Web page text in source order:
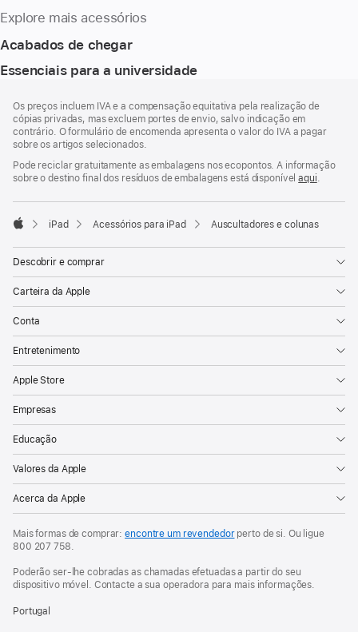
Explore mais acessórios
Acabados de chegar
Essenciais para a universidade
de
rodapé
Os preços incluem IVA e a compensação equitativa pela realização de
cópias privadas, mas excluem portes de envio, salvo indicação em
contrário. O formulário de encomenda apresenta o valor do IVA a pagar
sobre os artigos selecionados.
Pode reciclar gratuitamente as embalagens nos ecopontos. A informação
sobre o destino final dos resíduos de embalagens está disponívelaqui.
iPad Acessórios para iPad Auscultadores e colunas
Descobrir e comprar
Carteira da Apple
Conta
Entretenimento
Apple Store
Empresas
Educação
Valores da Apple
Acerca da Apple
Mais formas de comprar:encontre um revendedorperto de si. Ou ligue
800 207 758
Poderão ser-lhe cobradas as chamadas efetuadas a partir do seu
dispositivo móvel. Contacte a sua operadora para mais informações.
Portugal